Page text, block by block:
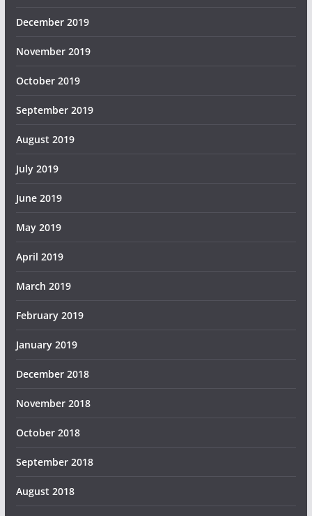
December 2019
November 2019
October 2019
September 2019
August 2019
July 2019
June 2019
May 2019
April 2019
March 2019
February 2019
January 2019
December 2018
November 2018
October 2018
September 2018
August 2018